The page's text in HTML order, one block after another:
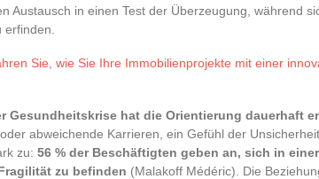
Austausch in einen Test der Überzeugung, während
Sie, wie Sie Ihre Immobilienprojekte mit einer
Gesundheitskrise hat die Orientierung dauerhaft
abweichende Karrieren, ein Gefühl der
zu: 56 % der Beschäftigten geben an, sich in
zu befinden (Malakoff Médéric). Die